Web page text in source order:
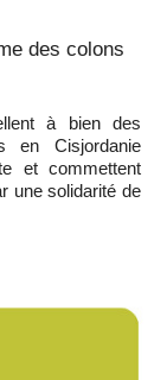
des colons
à bien des
en Cisjordanie
et commettent
une solidarité de